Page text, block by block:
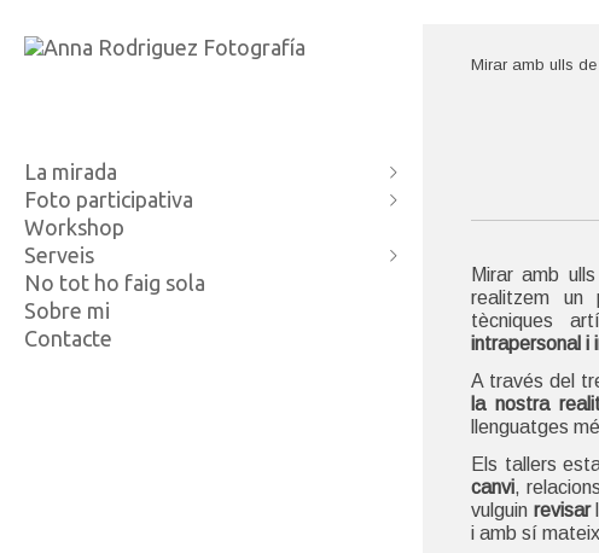
La mirada
Mireia i Jo
Una
Extimitat
Morroco Street
Fragments de realitat
Foto participativa
Feminisme i identitat
Coeducació i foto
Creixement personal
Workshop
Serveis
Cicles de vida
Ecommerce
No tot ho faig sola
Sobre mi
Contacte
Mirar amb ulls
Mirar amb
realitzem un
tècniques
intrapersonal i
A través del
la nostra
llenguatges
Els tallers
canvi, relacions
vulguin revisar
i amb sí